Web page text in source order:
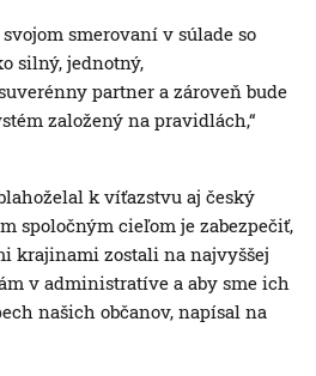
smerovaní v súlade so
silný, jednotný,
partner a zároveň bude
založený na pravidlách,“
k víťazstvu aj český
spoločným cieľom je zabezpečiť,
krajinami zostali na najvyššej
v administratíve a aby sme ich
našich občanov, napísal na